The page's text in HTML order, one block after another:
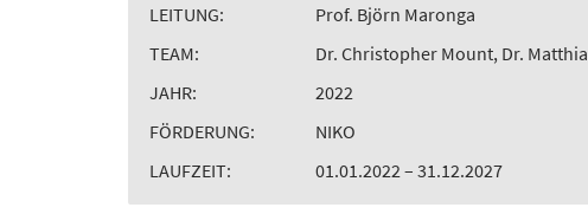
LEITUNG:
Prof. Björn Maronga
TEAM:
Dr. Christopher Mount, Dr.
JAHR:
2022
FÖRDERUNG:
NIKO
LAUFZEIT:
01.01.2022 – 31.12.2027